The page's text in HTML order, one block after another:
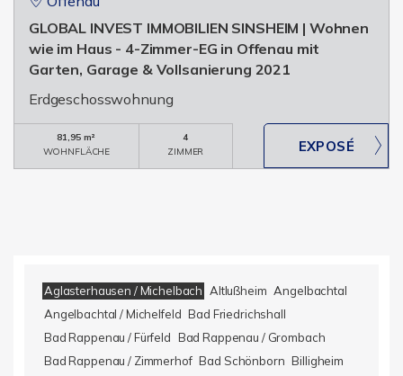
GLOBAL INVEST IMMOBILIEN SINSHEIM | Wohnen
wie im Haus - 4-Zimmer-EG in Offenau mit
Garten, Garage & Vollsanierung 2021
Erdgeschosswohnung
81,95 m²
WOHNFLÄCHE
4
ZIMMER
Aglasterhausen / Michelbach Altlußheim Angelbachtal
Angelbachtal / Michelfeld Bad Friedrichshall
Bad Rappenau / Fürfeld Bad Rappenau / Grombach
Bad Rappenau / Zimmerhof Bad Schönborn Billigheim